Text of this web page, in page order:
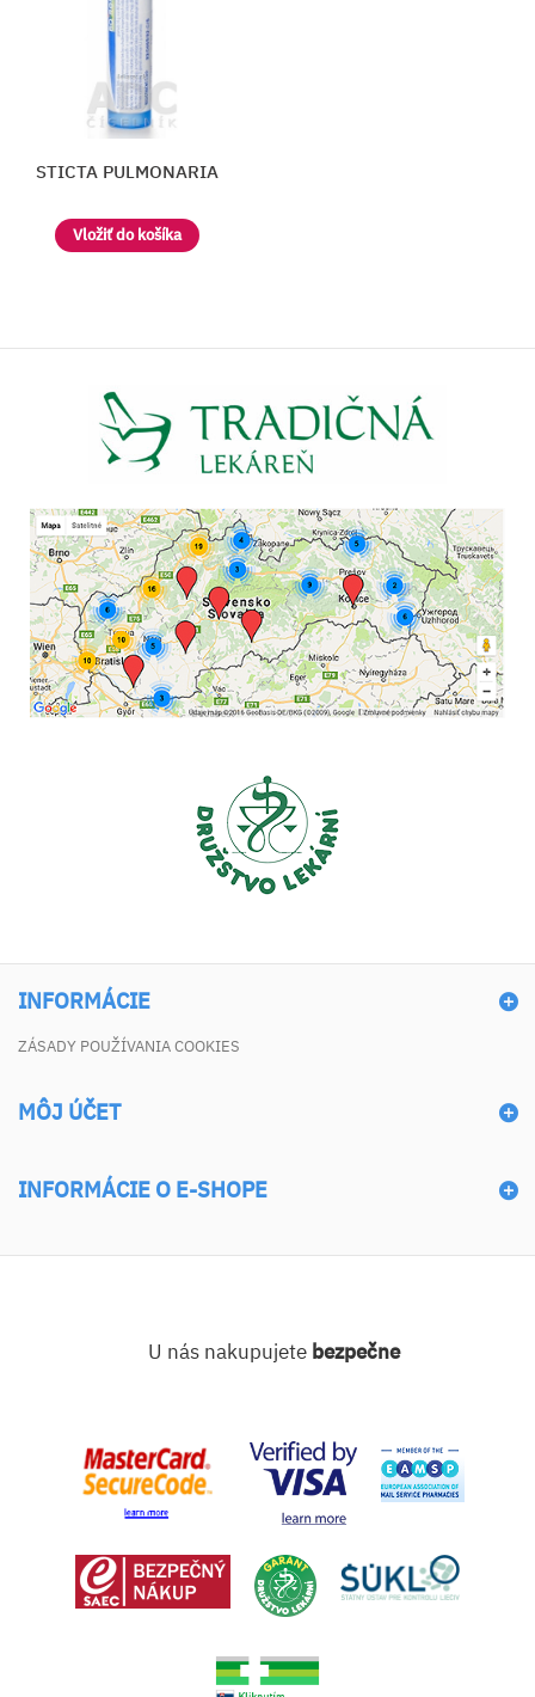
STICTA PULMONARIA
Vložiť do košíka
INFORMÁCIE
ZÁSADY POUŽÍVANIA COOKIES
MÔJ ÚČET
INFORMÁCIE O E-SHOPE
U nás nakupujete bezpečne